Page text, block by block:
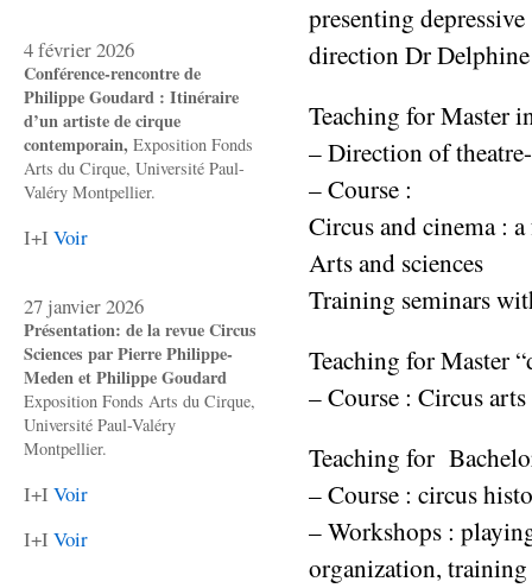
4 février 2026
Conférence-rencontre de
Philippe Goudard : Itinéraire
d’un artiste de cirque
contemporain, Exposition Fonds
Arts du Cirque, Université Paul-
Valéry Montpellier.
I+I Voir
27 janvier 2026
Présentation: de la revue Circus
Sciences par Pierre Philippe-
Meden et Philippe Goudard
Exposition Fonds Arts du Cirque,
Université Paul-Valéry
Montpellier.
I+I Voir
I+I Voir
presenting
direction Dr
Teaching for Master
– Direction of
– Course :
Circus and cinema :
Arts and sciences
Training seminars
Teaching for Master
– Course : Circus
Teaching for
– Course : circus
– Workshops :
organization,